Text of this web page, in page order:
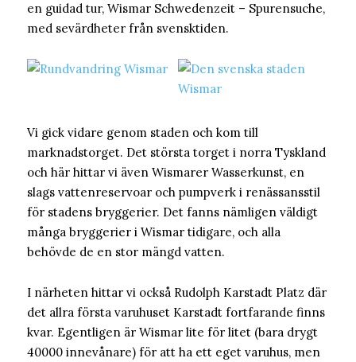
en guidad tur, Wismar Schwedenzeit – Spurensuche,
med sevärdheter från svensktiden.
Vi gick vidare genom staden och kom till
marknadstorget. Det största torget i norra Tyskland
och här hittar vi även Wismarer Wasserkunst, en
slags vattenreservoar och pumpverk i renässansstil
för stadens bryggerier. Det fanns nämligen väldigt
många bryggerier i Wismar tidigare, och alla
behövde de en stor mängd vatten.
I närheten hittar vi också Rudolph Karstadt Platz där
det allra första varuhuset Karstadt fortfarande finns
kvar. Egentligen är Wismar lite för litet (bara drygt
40000 innevånare) för att ha ett eget varuhus, men